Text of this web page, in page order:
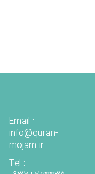
Email :
info@quran-
mojam.ir
Tel :